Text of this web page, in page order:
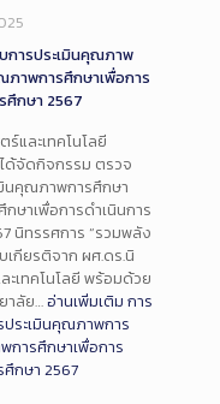
การประเมินคุณภาพ
าพการศึกษาเพื่อการ
ศึกษา 2567
และเทคโนโลยี
ด้จัดกิจกรรม ตรวจ
นคุณภาพการศึกษา
ษาเพื่อการดำเนินการ
นิทรรศการ “รวมพลัง
เกียรติจาก ผศ.ดร.นิ
เทคโนโลยี พร้อมด้วย
าลัย…อ่านเพิ่มเติม การ
ระเมินคุณภาพการ
ารศึกษาเพื่อการ
ศึกษา 2567